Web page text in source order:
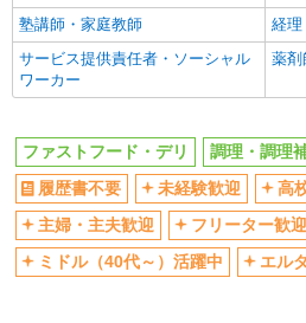
塾講師・家庭教師
経理
サービス提供責任者・ソーシャル
ワーカー
薬剤
ファストフード・デリ
調理・調理
履歴書不要
未経験歓迎 高
主婦・主夫歓迎
フリーター歓迎
ミドル（40代～）活躍中
エル